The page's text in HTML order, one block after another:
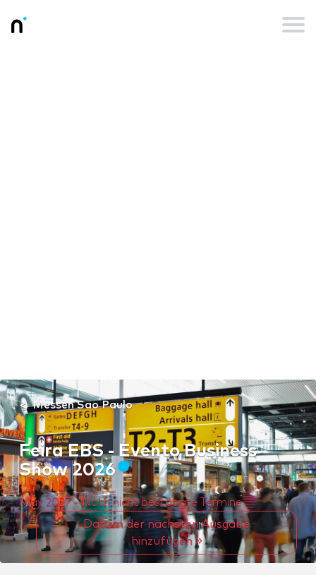
Messen Sao Paulo
Feira EBS - Evento Business
Show 2026
May 2027 - Noch nicht bestätigte Termine
Datum der nächsten Ausgabe
hinzufügen